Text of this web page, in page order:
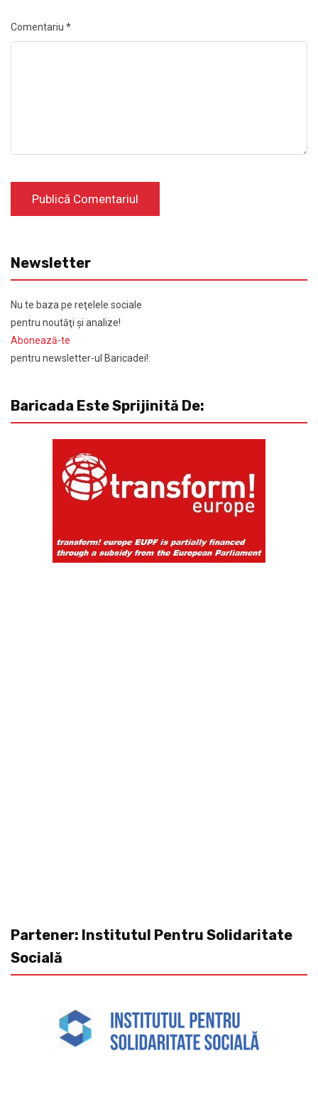
Comentariu *
Newsletter
Nu te baza pe reţelele sociale
pentru noutăţi şi analize!
Abonează-te
pentru newsletter-ul Baricadei!:
Baricada Este Sprijinită De:
Partener: Institutul Pentru Solidaritate
Socială